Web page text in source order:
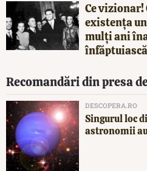
Ce vizionar!
existența
mulți ani
Recomandări din presa
DESCOPERA.RO
Singurul loc
astronomii